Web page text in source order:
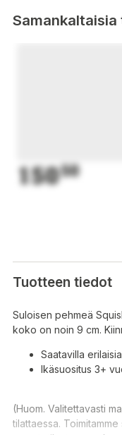
15050
Tuotteen tiedot
Suloisen pehmeä
koko on noin 9 cm.
Saatavilla erilaisia
Ikäsuositus 3+
(Huom. Valitettavasti
tilattaessa.